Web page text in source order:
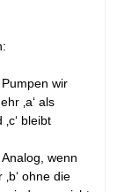
Pumpen wiri
‚a‘ als
bleibt
Analog, wenn
ohne die